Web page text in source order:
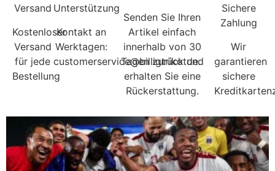
Versand
Kostenloser
Versand
für jede
Bestellung
Unterstützung
Kontakt an
Werktagen:
customerservice@billigtrikotde.
Senden Sie Ihren
Artikel einfach
innerhalb von 30
Tagen zurück und
erhalten Sie eine
Rückerstattung.
Sichere
Zahlung
Wir
garantieren
sichere